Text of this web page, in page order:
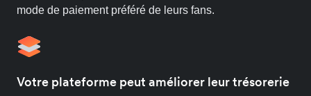
mode de paiement préféré de leurs fans.
Votre plateforme peut améliorer leur trésorerie